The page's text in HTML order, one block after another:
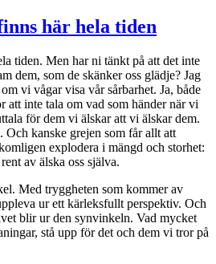
här hela tiden
tiden. Men har ni tänkt på att det inte
dem, som de skänker oss glädje? Jag
vi vågar visa vår sårbarhet. Ja, både
att inte tala om vad som händer när vi
för dem vi älskar att vi älskar dem.
Och kanske grejen som får allt att
explodera i mängd och storhet:
av älska oss själva.
Med tryggheten som kommer av
ur ett kärleksfullt perspektiv. Och
blir ur den synvinkeln. Vad mycket
stå upp för det och dem vi tror på